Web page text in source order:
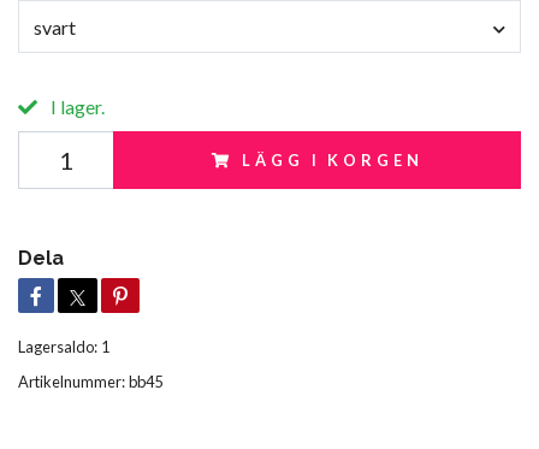
svart
I lager.
LÄGG I KORGEN
Dela
Lagersaldo: 1
Artikelnummer:bb45